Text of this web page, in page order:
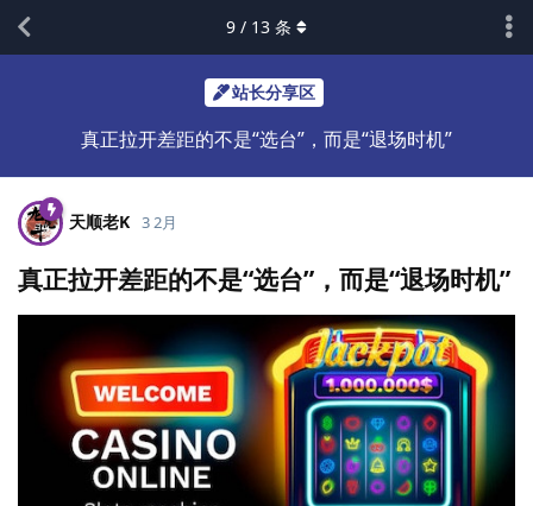
站长分享区
真正拉开差距的不是“选台”，而是“退场时机”
9 / 13 条
天顺老K 3 2月
真正拉开差距的不是“选台”，而是“退场时机”